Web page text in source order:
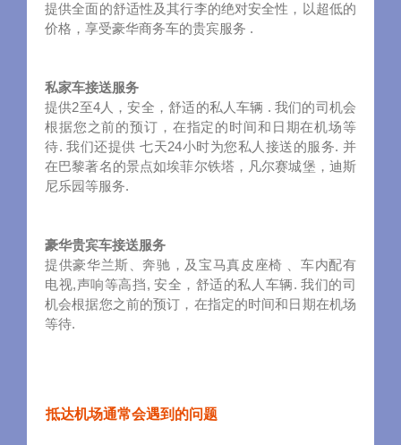
提供全面的舒适性及其行李的绝对安全性，以超低的
价格，享受豪华商务车的贵宾服务 .
私家车接送服务
提供2至4人，安全，舒适的私人车辆 . 我们的司机会
根据您之前的预订，在指定的时间和日期在机场等
待. 我们还提供 七天24小时为您私人接送的服务. 并
在巴黎著名的景点如埃菲尔铁塔，凡尔赛城堡，迪斯
尼乐园等服务.
豪华贵宾车接送服务
提供豪华兰斯、奔驰，及宝马真皮座椅 、车内配有
电视,声响等高挡, 安全，舒适的私人车辆. 我们的司
机会根据您之前的预订，在指定的时间和日期在机场
等待.
抵达机场通常会遇到的问题